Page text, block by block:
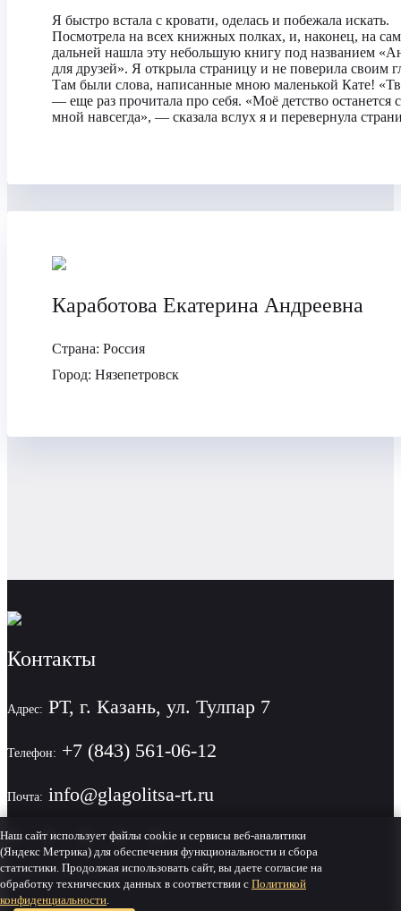
Я быстро встала с кровати, оделась и побежала искать.
Посмотрела на всех книжных полках, и, наконец, на
дальней нашла эту небольшую книгу под названием
для друзей». Я открыла страницу и не поверила своим
Там были слова, написанные мною маленькой Кате!
— еще раз прочитала про себя. «Моё детство останется
мной навсегда», — сказала вслух я и перевернула
Каработова Екатерина Андреевна
Страна: Россия
Город: Нязепетровск
Контакты
Адрес: РТ, г. Казань, ул. Тулпар 7
Телефон: +7 (843) 561-06-12
Почта: info@glagolitsa-rt.ru
Политика конфиденциальности
Наш сайт использует файлы cookie и сервисы веб-аналитики
(Яндекс Метрика) для обеспечения функциональности и сбора
статистики. Продолжая использовать сайт, вы даете согласие на
обработку технических данных в соответствии с Политикой
конфиденциальности.